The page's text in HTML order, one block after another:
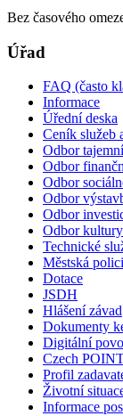
Bez časového
Úřad
FAQ (často
Informace
Úřední deska
Ceník služeb
Odbor
Odbor
Odbor
Odbor
Odbor
Odbor
Technické
Městská
Dotace
JSDH
Hlášení závad
Dokumenty
Digitální
Czech
Profil
Životní
Informace